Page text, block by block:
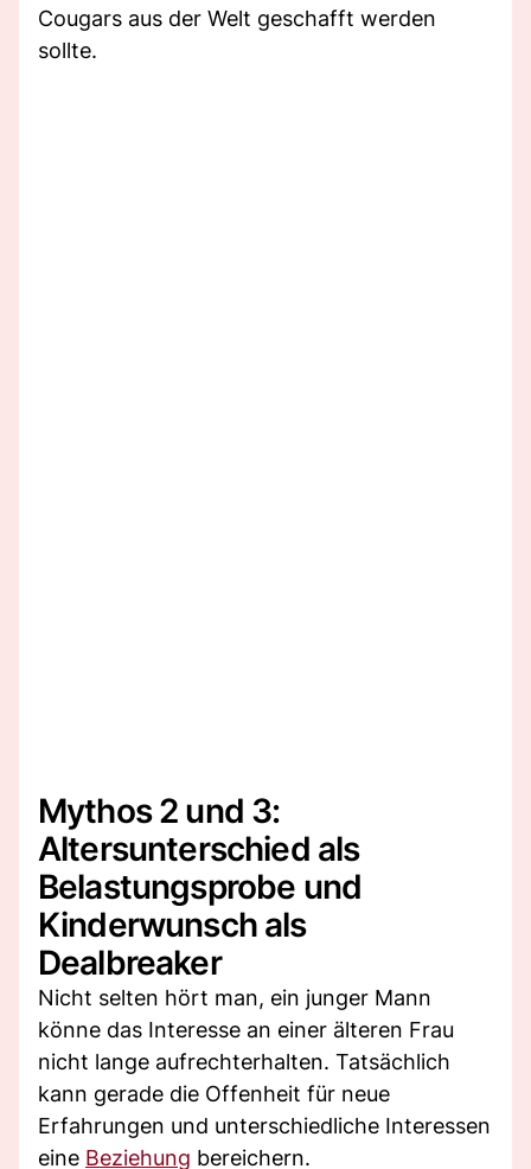
Cougars aus der Welt geschafft werden
sollte.
Mythos 2 und 3:
Altersunterschied als
Belastungsprobe und
Kinderwunsch als
Dealbreaker
Nicht selten hört man, ein junger Mann
könne das Interesse an einer älteren Frau
nicht lange aufrechterhalten. Tatsächlich
kann gerade die Offenheit für neue
Erfahrungen und unterschiedliche Interessen
eine Beziehung bereichern.